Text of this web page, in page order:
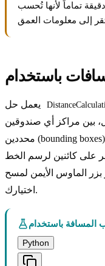
تماماً لأنها تُحسب
بين مراكز أي صندوقين
محددين (bounding boxes) تختارهما باستخدام الماوس. قم بتشغيل
على كائنين لرسم الخط
بزر الماوس الأيمن لمسح
اختيارك.
Python